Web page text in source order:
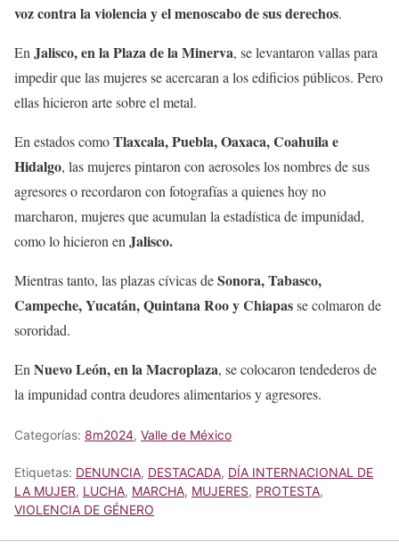
voz contra la violencia y el menoscabo de sus derechos.
En Jalisco, en la Plaza de la Minerva, se levantaron vallas para
impedir que las mujeres se acercaran a los edificios públicos. Pero
ellas hicieron arte sobre el metal.
En estados comoTlaxcala, Puebla, Oaxaca, Coahuila e
Hidalgo, las mujeres pintaron con aerosoles los nombres de sus
agresores o recordaron con fotografías a quienes hoy no
marcharon, mujeres que acumulan la estadística de impunidad,
como lo hicieron en Jalisco.
Mientras tanto, las plazas cívicas deSonora, Tabasco,
Campeche, Yucatán, Quintana Roo y Chiapasse colmaron de
sororidad.
En Nuevo León, en la Macroplaza, se colocaron tendederos de
la impunidad contra deudores alimentarios y agresores.
Categorías: 8m2024, Valle de México
Etiquetas: DENUNCIA, DESTACADA, DÍA INTERNACIONAL DE
LA MUJER, LUCHA, MARCHA, MUJERES, PROTESTA,
VIOLENCIA DE GÉNERO